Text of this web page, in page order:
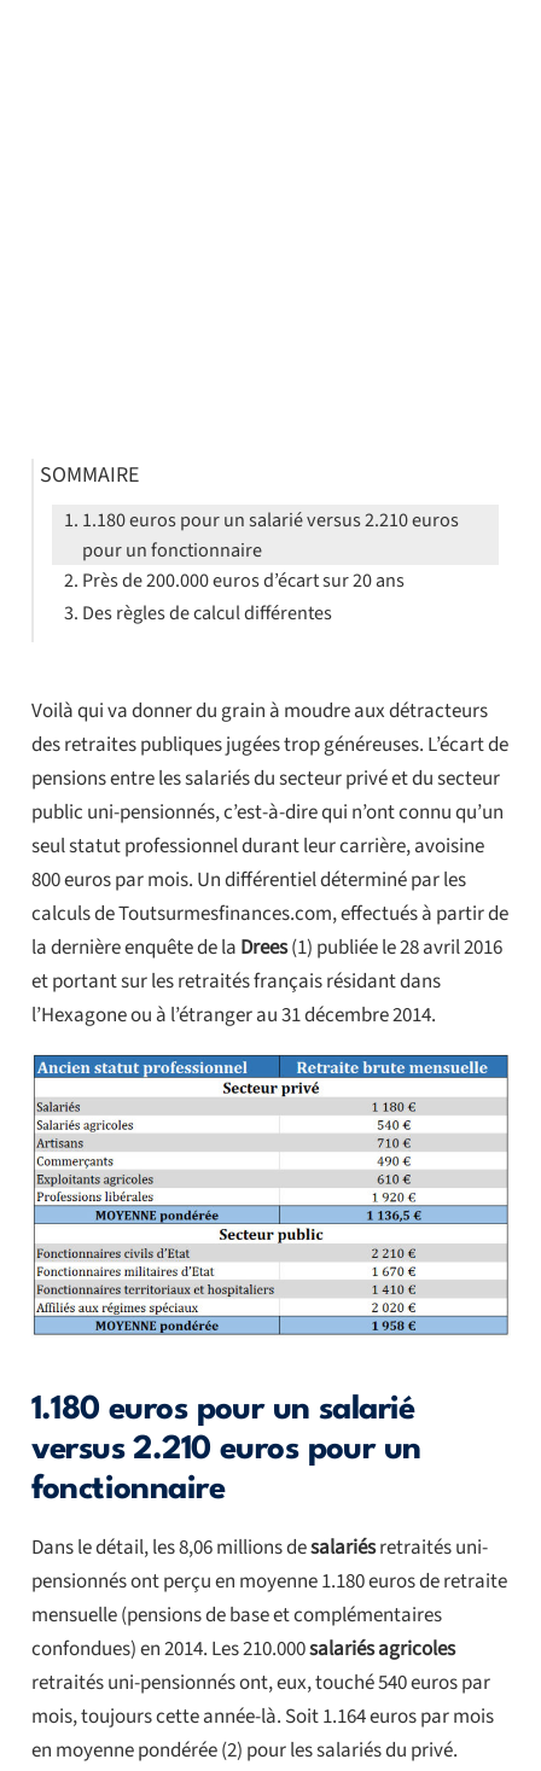
Voilà qui va donner du grain à moudre aux détracteurs
des retraites publiques jugées trop généreuses. L’écart de
pensions entre les salariés du secteur privé et du secteur
public uni-pensionnés, c’est-à-dire qui n’ont connu qu’un
seul statut professionnel durant leur carrière, avoisine
800 euros par mois. Un différentiel déterminé par les
calculs de Toutsurmesfinances.com, effectués à partir de
la dernière enquête de la Drees(1) publiée le 28 avril 2016
et portant sur les retraités français résidant dans
l’Hexagone ou à l’étranger au 31 décembre 2014.
1.180 euros pour un salarié
versus 2.210 euros pour un
fonctionnaire
Dans le détail, les 8,06 millions desalariésretraités uni-
pensionnés ont perçu en moyenne 1.180 euros de retraite
mensuelle (pensions de base et complémentaires
confondues) en 2014. Les 210.000salariés agricoles
retraités uni-pensionnés ont, eux, touché 540 euros par
mois, toujours cette année-là. Soit 1.164 euros par mois
en moyenne pondérée (2) pour les salariés du privé.
SOMMAIRE
1.180 euros pour un salarié versus 2.210 euros
pour un fonctionnaire
Près de 200.000 euros d’écart sur 20 ans
Des règles de calcul différentes